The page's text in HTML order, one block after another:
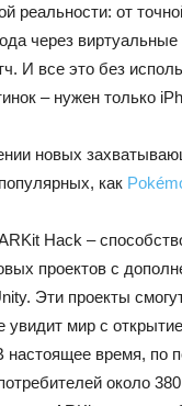
реальности: от
через
И все это без
– нужен только
новых
как
Hack –
проектов с
Эти проекты
увидит мир с
время, по
около